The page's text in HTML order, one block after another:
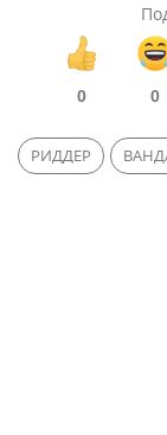
0 0
РИДДЕР